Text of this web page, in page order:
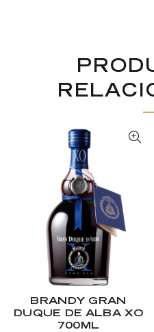
BRANDY GRAN
DUQUE DE ALBA XO
700ML